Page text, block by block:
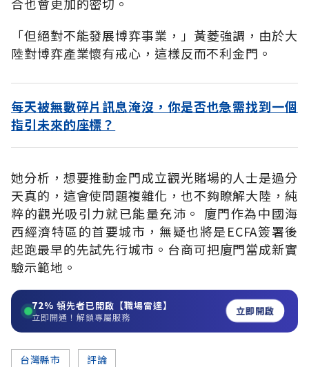
「但絕對不能發展博弈事業，」黃菱強調，由於大
陸對博弈產業懷有戒心，這樣反而不利金門。
每天被無數碎片訊息淹沒，你是否也急需找到一個
指引未來的座標？
她分析，想要推動金門成立觀光賭場的人士是過分
天真的，這會使問題複雜化，也不夠瞭解大陸，純
粹的觀光吸引力就已能量充沛。 廈門作為中國海
西經濟特區的首要城市，無疑也將是ECFA簽署後
起跑最早的先試先行城市。台商可把廈門當成新實
驗示範地。
72% 領先者已開啟【職場雷達】
立即開通！解鎖專屬服務 立即開啟
台灣縣市 評論